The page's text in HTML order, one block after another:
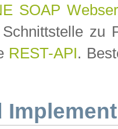
SOAP
zu
REST-API.